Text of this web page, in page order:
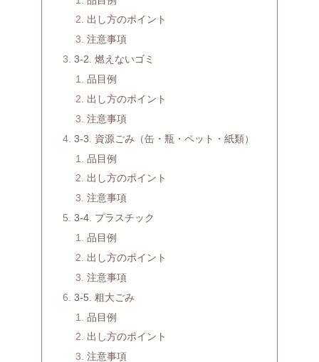
出し方のポイント
注意事項
3-2. 燃えないゴミ
品目例
出し方のポイント
注意事項
3-3. 資源ごみ（缶・瓶・ペット・紙類）
品目例
出し方のポイント
注意事項
3-4. プラスチック
品目例
出し方のポイント
注意事項
3-5. 粗大ごみ
品目例
出し方のポイント
注意事項